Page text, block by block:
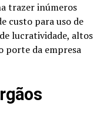
trazer inúmeros
custo para uso de
lucratividade, altos
porte da empresa